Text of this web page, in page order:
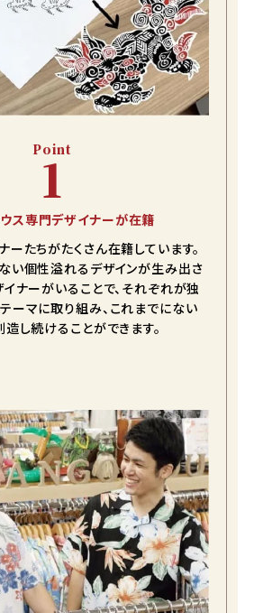
ブルー
切れ 店舗取り寄せ申請
Point
1
ス専門デザイナーが在籍
たちがたくさん在籍しています。
い個性溢れるデザインが生み出さ
ナーがいることで、それぞれが独
ーマに取り組み、これまでにない
し続けることができます。